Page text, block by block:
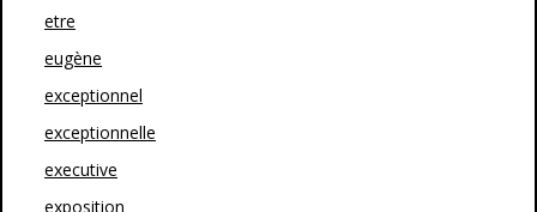
etre
eugène
exceptionnel
exceptionnelle
executive
exposition